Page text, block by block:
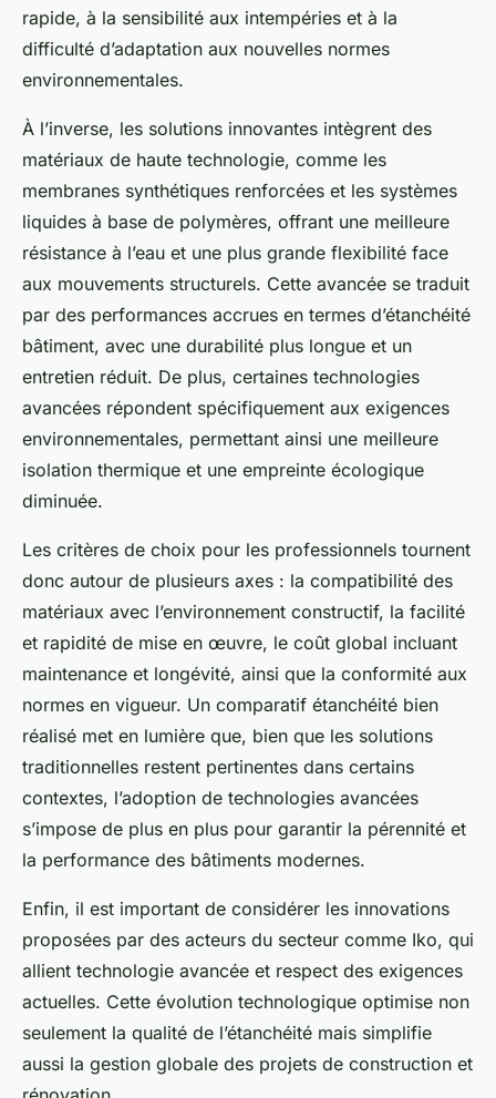
rapide, à la sensibilité aux intempéries et à la
difficulté d’adaptation aux nouvelles normes
environnementales.
À l’inverse, les solutions innovantes intègrent des
matériaux de haute technologie, comme les
membranes synthétiques renforcées et les systèmes
liquides à base de polymères, offrant une meilleure
résistance à l’eau et une plus grande flexibilité face
aux mouvements structurels. Cette avancée se traduit
par des performances accrues en termes d’étanchéité
bâtiment, avec une durabilité plus longue et un
entretien réduit. De plus, certaines technologies
avancées répondent spécifiquement aux exigences
environnementales, permettant ainsi une meilleure
isolation thermique et une empreinte écologique
diminuée.
Les critères de choix pour les professionnels tournent
donc autour de plusieurs axes : la compatibilité des
matériaux avec l’environnement constructif, la facilité
et rapidité de mise en œuvre, le coût global incluant
maintenance et longévité, ainsi que la conformité aux
normes en vigueur. Un comparatif étanchéité bien
réalisé met en lumière que, bien que les solutions
traditionnelles restent pertinentes dans certains
contextes, l’adoption de technologies avancées
s’impose de plus en plus pour garantir la pérennité et
la performance des bâtiments modernes.
Enfin, il est important de considérer les innovations
proposées par des acteurs du secteur comme Iko, qui
allient technologie avancée et respect des exigences
actuelles. Cette évolution technologique optimise non
seulement la qualité de l’étanchéité mais simplifie
aussi la gestion globale des projets de construction et